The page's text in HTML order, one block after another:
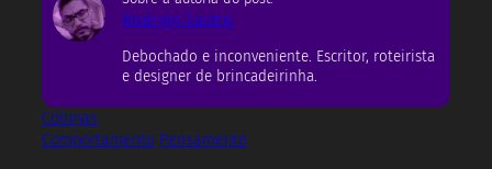
Rodrigo Castro
Debochado e inconveniente. Escritor, roteirista
e designer de brincadeirinha.
Colunas
Comportamento Pensamento